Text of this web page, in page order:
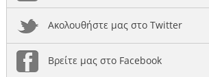
Ακολουθήστε μας στο Twitter
Βρείτε μας στο Facebook